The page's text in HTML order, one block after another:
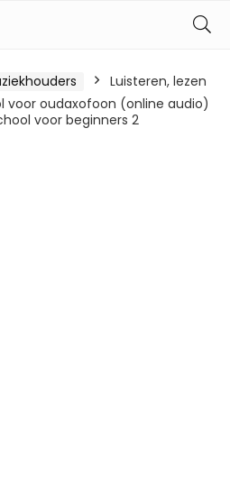
Luisteren, lezen
voor oudaxofoon (online audio)
voor beginners 2